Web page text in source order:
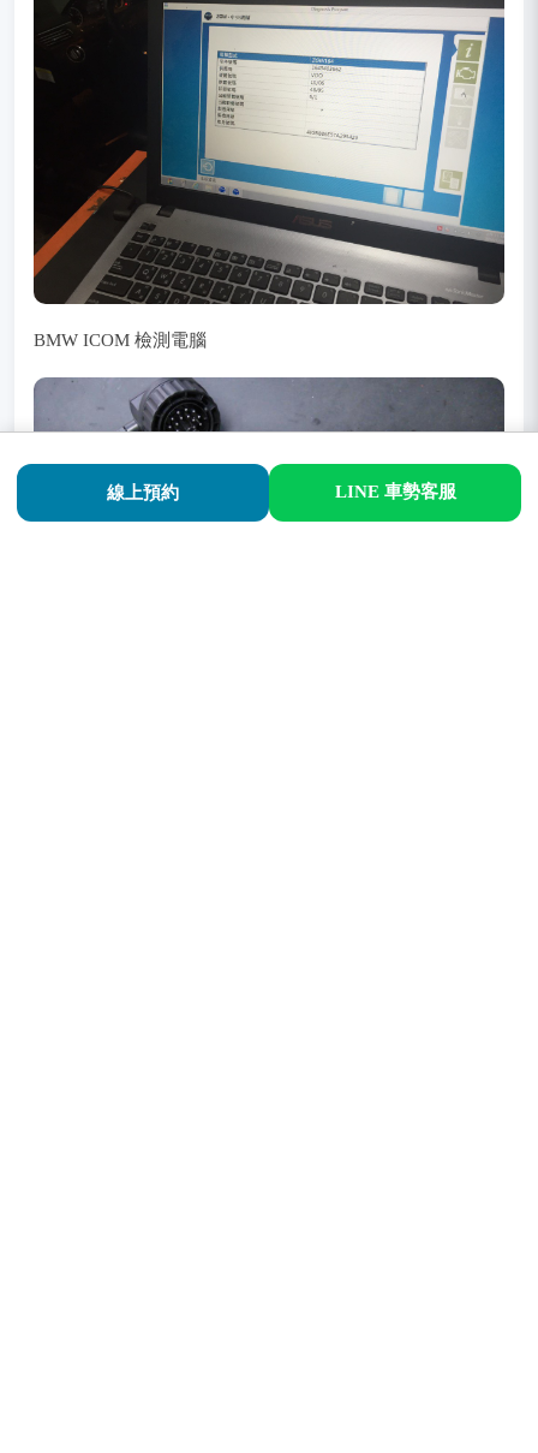
BMW ICOM 檢測電腦
線上預約 LINE 車勢客服